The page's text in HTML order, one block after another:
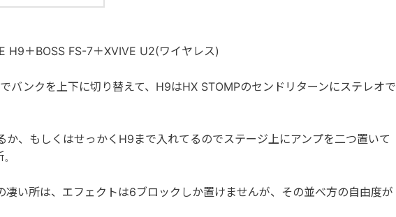
H9＋BOSS FS-7＋XVIVE U2(ワイヤレス)
バンクを上下に切り替えて、H9はHX STOMPのセンドリターンにステレオで
か、もしくはせっかくH9まで入れてるのでステージ上にアンプを二つ置いて
凄い所は、エフェクトは6ブロックしか置けませんが、その並べ方の自由度が